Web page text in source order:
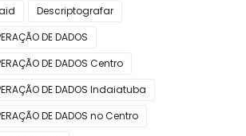
Descriptografar
DE DADOS
DE DADOS Centro
DE DADOS Indaiatuba
DE DADOS no Centro